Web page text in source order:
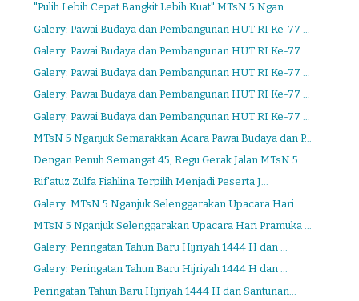
"Pulih Lebih Cepat Bangkit Lebih Kuat" MTsN 5 Ngan...
Galery: Pawai Budaya dan Pembangunan HUT RI Ke-77 ...
Galery: Pawai Budaya dan Pembangunan HUT RI Ke-77 ...
Galery: Pawai Budaya dan Pembangunan HUT RI Ke-77 ...
Galery: Pawai Budaya dan Pembangunan HUT RI Ke-77 ...
Galery: Pawai Budaya dan Pembangunan HUT RI Ke-77 ...
MTsN 5 Nganjuk Semarakkan Acara Pawai Budaya dan P...
Dengan Penuh Semangat 45, Regu Gerak Jalan MTsN 5 ...
Rif'atuz Zulfa Fiahlina Terpilih Menjadi Peserta J...
Galery: MTsN 5 Nganjuk Selenggarakan Upacara Hari ...
MTsN 5 Nganjuk Selenggarakan Upacara Hari Pramuka ...
Galery: Peringatan Tahun Baru Hijriyah 1444 H dan ...
Galery: Peringatan Tahun Baru Hijriyah 1444 H dan ...
Peringatan Tahun Baru Hijriyah 1444 H dan Santunan...